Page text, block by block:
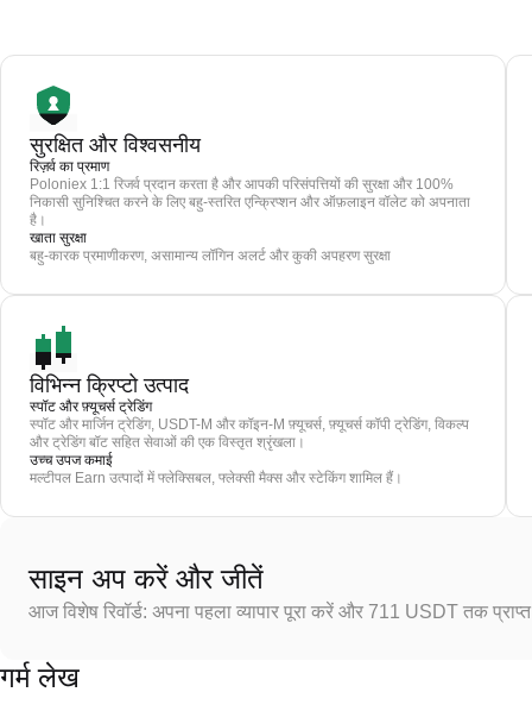
सुरक्षित और विश्वसनीय
रिज़र्व का प्रमाण
Poloniex 1:1 रिजर्व प्रदान करता है और आपकी परिसंपत्तियों की सुरक्षा और 100%
निकासी सुनिश्चित करने के लिए बहु-स्तरित एन्क्रिप्शन और ऑफ़लाइन वॉलेट को अपनाता
है।
खाता सुरक्षा
बहु-कारक प्रमाणीकरण, असामान्य लॉगिन अलर्ट और कुकी अपहरण सुरक्षा
विभिन्न क्रिप्टो उत्पाद
स्पॉट और फ़्यूचर्स ट्रेडिंग
स्पॉट और मार्जिन ट्रेडिंग, USDT-M और कॉइन-M फ़्यूचर्स, फ़्यूचर्स कॉपी ट्रेडिंग, विकल्प
और ट्रेडिंग बॉट सहित सेवाओं की एक विस्तृत श्रृंखला।
उच्च उपज कमाई
मल्टीपल Earn उत्पादों में फ्लेक्सिबल, फ्लेक्सी मैक्स और स्टेकिंग शामिल हैं।
साइन अप करें और जीतें
आज विशेष रिवॉर्ड: अपना पहला व्यापार पूरा करें और 711 USDT तक
गर्म लेख